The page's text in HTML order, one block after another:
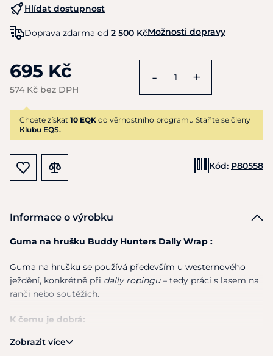
Hlídat dostupnost
Doprava zdarma od 2 500 KčMožnosti dopravy
695 Kč
574 Kč bez DPH
- +
Chcete získat 10 EQK do věrnostního programu Staňte se členy
Klubu EQS.
Kód: P80558
Informace o výrobku
Guma na hrušku Buddy Hunters Dally Wrap :
Guma na hrušku se používá především u westernového
ježdění, konkrétně při dally ropingu– tedy práci s lasem na
ranči nebo soutěžích.
K čemu je dobrá:
Chrání hrušku sedla
Zobrazit více